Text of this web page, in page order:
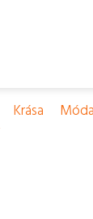
Krása